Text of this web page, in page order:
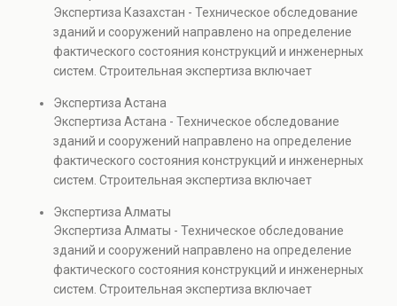
надежность и
долговечность зданий и
сооружений.
строительных работ.
Строительный аудит
помогает снизить
финансовые риски,
стадиях и повысить
надежность и
долговечность зданий и
сооружений.
Экспертиза Казахстан - Техническое обследование
зданий и сооружений направлено на определение
фактического состояния конструкций и инженерных
систем. Строительная экспертиза включает
элементов и оценку эксплуатационной безопасности.
Услуга востребована при покупке недвижимости,
капитальном ремонте и реконструкции объектов, а
также при судебных разбирательствах и технических
проверках.
Экспертиза Астана
Экспертиза Астана - Техническое обследование
зданий и сооружений направлено на определение
фактического состояния конструкций и инженерных
систем. Строительная экспертиза включает
элементов и оценку эксплуатационной безопасности.
Услуга востребована при покупке недвижимости,
капитальном ремонте и реконструкции объектов, а
также при судебных разбирательствах и технических
проверках.
Экспертиза Алматы
Экспертиза Алматы - Техническое обследование
зданий и сооружений направлено на определение
фактического состояния конструкций и инженерных
систем. Строительная экспертиза включает